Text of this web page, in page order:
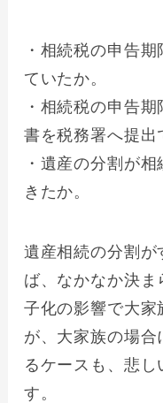
・相続税の申告
ていたか。
・相続税の申告
書を税務署へ提出
・遺産の分割が
きたか。
遺産相続の分割が
ば、なかなか決
子化の影響で大家
が、大家族の場合
るケースも、悲
す。